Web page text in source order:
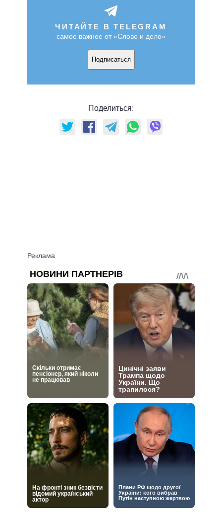
ЧИТАЙТЕ В TELEGRAM
самое важное от «Слово и дело»
Подписаться
Поделиться: